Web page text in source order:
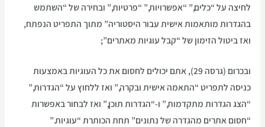
לחיצה על “כלים,” “אפשרויות,” “פרטיות,” ובחירה של “השתמש
בהגדרות מותאמות אישית עבור היסטוריה” מתוך התפריט הנפתח,
ואז ביטול הזימון של “קבל עוגיות מאתרים”;
ובכרום (גרסה 29), אתם יכולים לחסום את כל העוגיות באמצעות
כניסה לתפריט “התאמה אישית ובקרה,” ואז ללחוץ על “הגדרות,”
“הצג הגדרות מתקדמות,” ו-“הגדרות תוכן,” ואז לבחור באפשרות
“חסום אתרים מהגדרה של נתונים” תחת הכותרת “עוגיות.”